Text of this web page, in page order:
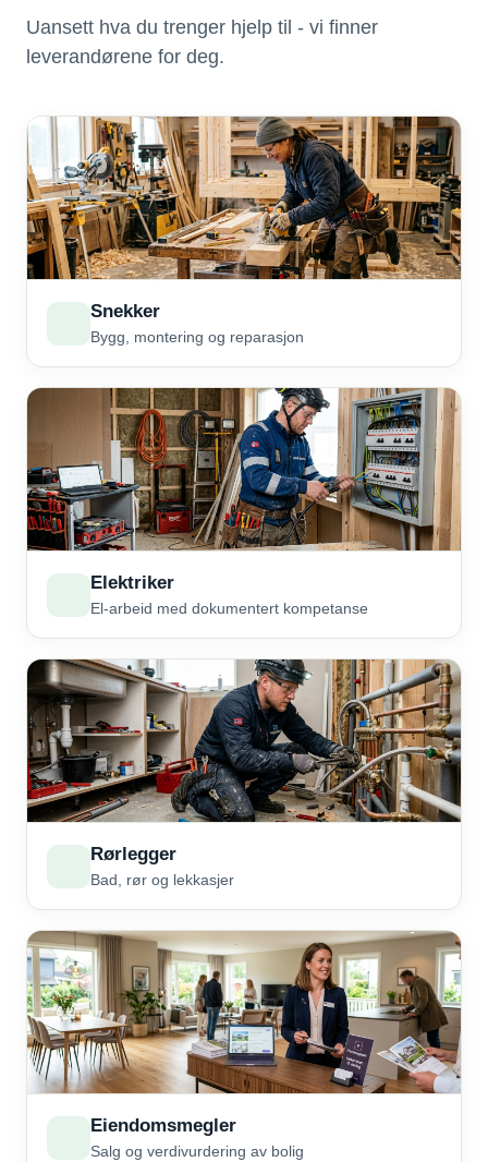
Uansett hva du trenger hjelp til - vi finner
leverandørene for deg.
Snekker
Bygg, montering og reparasjon
Elektriker
El-arbeid med dokumentert kompetanse
Rørlegger
Bad, rør og lekkasjer
Eiendomsmegler
Salg og verdivurdering av bolig